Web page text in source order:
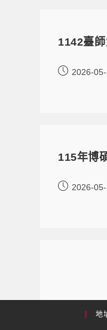
1142臺
2026-05-
115年博
2026-
地